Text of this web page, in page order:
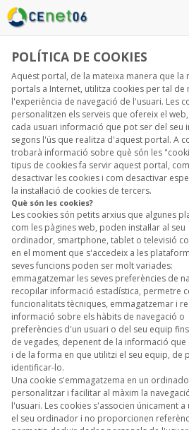
POLÍTICA DE COOKIES
Aquest portal, de la mateixa manera que la
portals a Internet, utilitza cookies per tal de
l'experiència de navegació de l'usuari. Les
personalitzen els serveis que ofereix el
cada usuari informació que pot ser del seu
segons l'ús que realitza d'aquest portal. A
trobarà informació sobre què són les
tipus de cookies fa servir aquest portal,
desactivar les cookies i com desactivar
la instaŀlació de cookies de tercers.
Què són les cookies?
Les cookies són petits arxius que algunes
com les pàgines web, poden instaŀlar al seu
ordinador, smartphone, tablet o televisió
en el moment que s'accedeix a les
seves funcions poden ser molt variades:
emmagatzemar les seves preferències de
recopilar informació estadística, permetre
funcionalitats tècniques, emmagatzemar i
informació sobre els hàbits de navegació o
preferències d'un usuari o del seu equip
de vegades, depenent de la informació que
i de la forma en que utilitzi el seu equip, de
identificar-lo.
Una cookie s'emmagatzema en un
personalitzar i facilitar al màxim la
l'usuari. Les cookies s'associen únicament a
el seu ordinador i no proporcionen